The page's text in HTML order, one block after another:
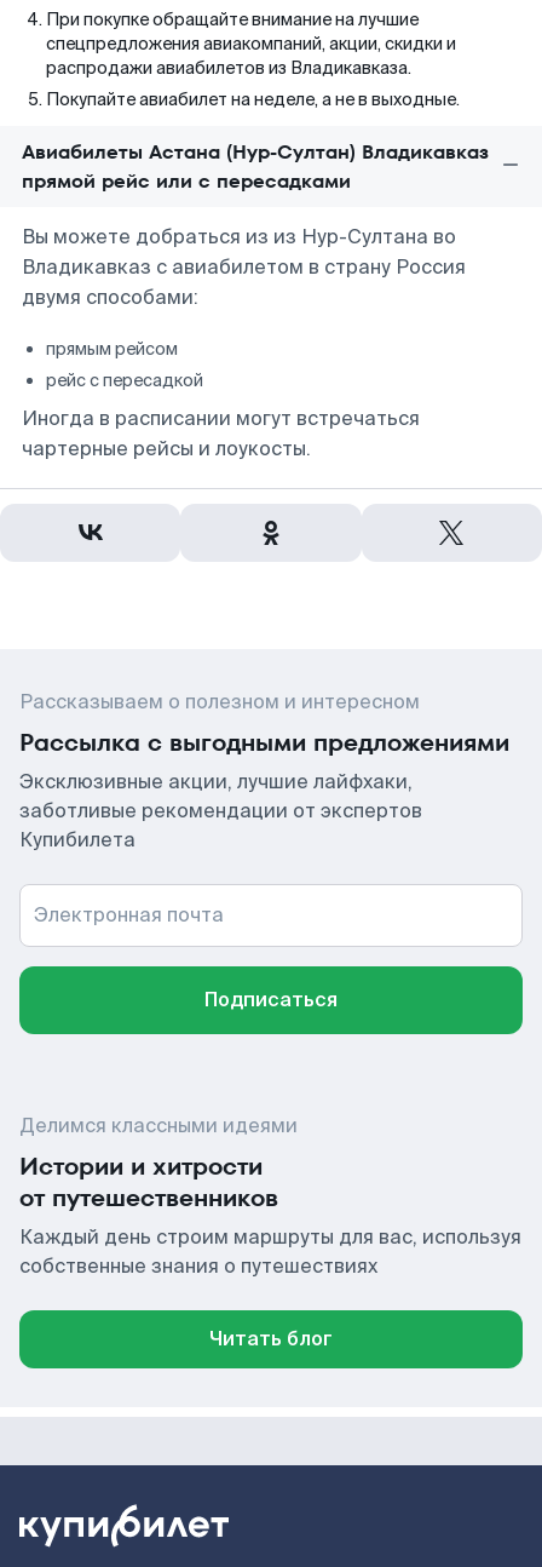
При покупке обращайте внимание на лучшие
спецпредложения авиакомпаний, акции, скидки и
распродажи авиабилетов из Владикавказа.
Покупайте авиабилет на неделе, а не в выходные.
Авиабилеты Астана (Нур-Султан) Владикавказ
прямой рейс или с пересадками
Вы можете добраться из из Нур-Султана во
Владикавказ с авиабилетом в страну Россия
двумя способами:
прямым рейсом
рейс с пересадкой
Иногда в расписании могут встречаться
чартерные рейсы и лоукосты.
Рассказываем о полезном и интересном
Рассылка с выгодными предложениями
Эксклюзивные акции, лучшие лайфхаки,
заботливые рекомендации от экспертов
Купибилета
Электронная почта
Подписаться
Делимся классными идеями
Истории и хитрости
от путешественников
Каждый день строим маршруты для вас, используя
собственные знания о путешествиях
Читать блог